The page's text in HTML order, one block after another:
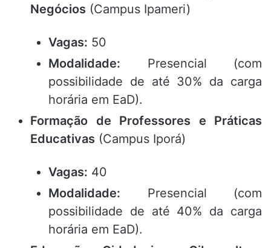
Negócios (Campus Ipameri)
Vagas: 50
Modalidade: Presencial (com
possibilidade de até 30% da carga
horária em EaD).
Formação de Professores e Práticas
Educativas (Campus Iporá)
Vagas: 40
Modalidade: Presencial (com
possibilidade de até 40% da carga
horária em EaD).